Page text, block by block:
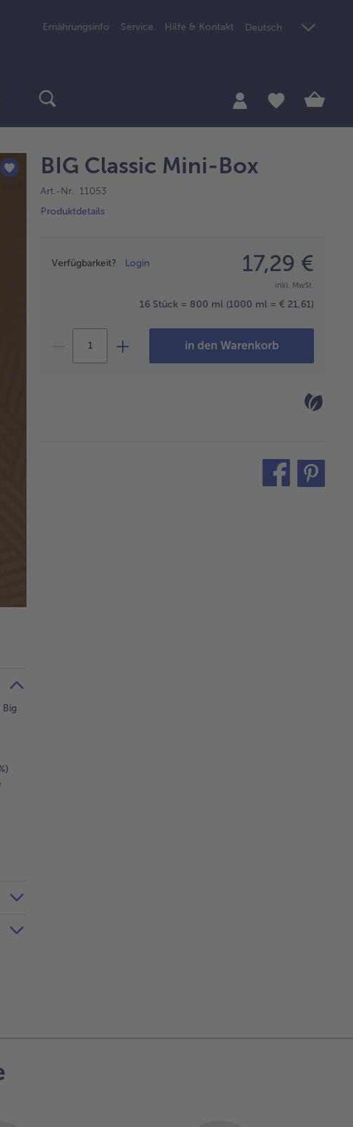
Ernährungsinfo Service Hilfe & Kontakt Deutsch
BIG Classic Mini-Box
Art.-Nr. 11053
Produktdetails
Verfügbarkeit? Login 17,29 €
inkl. MwSt.
16 Stück = 800 ml (1000 ml = € 21,61)
in den Warenkorb
teilen